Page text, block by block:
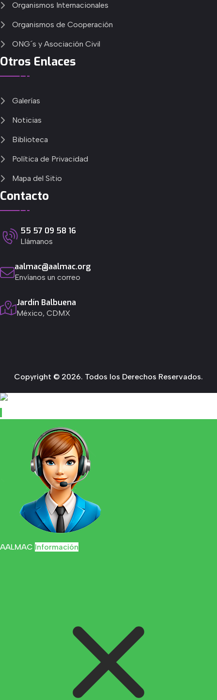
Organismos Internacionales
Organismos de Cooperación
ONG´s y Asociación Civil
Otros Enlaces
Galerías
Noticias
Biblioteca
Política de Privacidad
Mapa del Sitio
Contacto
55 57 09 58 16
Llámanos
aalmac@aalmac.org
Envíanos un correo
Jardín Balbuena
México, CDMX
Copyright © 2026. Todos los Derechos Reservados.
AALMAC Información